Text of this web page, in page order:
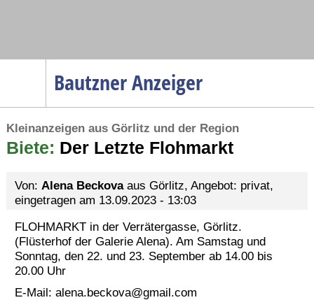
Bautzner Anzeiger
Menüpunkte
Politik
Wirtschaft
Verkehr
Gesundheit
Kultur
Kleinanzeigen aus Görlitz und der Region
Biete: Der Letzte Flohmarkt
Von: Alena Beckovaaus Görlitz, Angebot: privat,
eingetragen am 13.09.2023 - 13:03
FLOHMARKT in der Verrätergasse, Görlitz.
(Flüsterhof der Galerie Alena). Am Samstag und
Sonntag, den 22. und 23. September ab 14.00 bis
20.00 Uhr
E-Mail: alena.beckova@gmail.com